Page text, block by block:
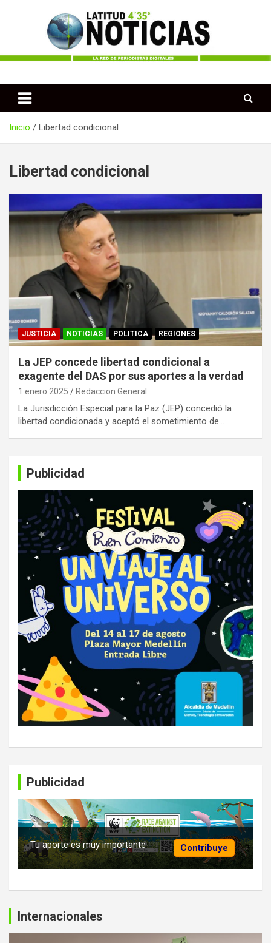
Latitud 435 Noticias
Inicio Libertad condicional
Libertad condicional
JUSTICIA NOTICIAS POLITICA REGIONES
La JEP concede libertad condicional a
exagente del DAS por sus aportes a la verdad
1 enero 2025 Redaccion General
La Jurisdicción Especial para la Paz (JEP) concedió la
libertad condicionada y aceptó el sometimiento de…
Publicidad
Publicidad
Contribuye
Tu aporte es muy importante
Internacionales